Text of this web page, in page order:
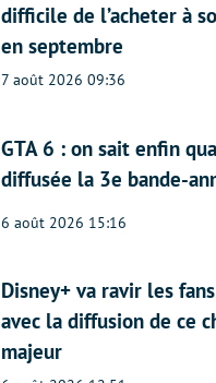
difficile de l’acheter à
en septembre
7 août 2026 09:36
GTA 6 : on sait enfin
diffusée la 3e bande-
6 août 2026 15:16
Disney+ va ravir les
avec la diffusion de ce
majeur